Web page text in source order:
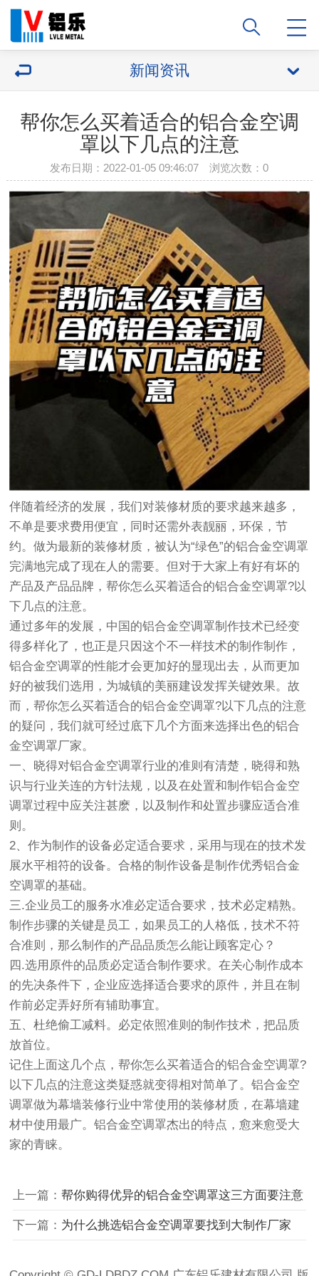
新闻资讯
帮你怎么买着适合的铝合金空调
罩以下几点的注意
发布日期：2022-01-05 09:46:07 浏览次数：0
伴随着经济的发展，我们对装修材质的要求越来越多，
不单是要求费用便宜，同时还需外表靓丽，环保，节
约。做为最新的装修材质，被认为“绿色”的铝合金空调罩
完满地完成了现在人的需要。但对于大家上有好有坏的
产品及产品品牌，帮你怎么买着适合的铝合金空调罩?以
下几点的注意。
通过多年的发展，中国的铝合金空调罩制作技术已经变
得多样化了，也正是只因这个不一样技术的制作制作，
铝合金空调罩的性能才会更加好的显现出去，从而更加
好的被我们选用，为城镇的美丽建设发挥关键效果。故
而，帮你怎么买着适合的铝合金空调罩?以下几点的注意
的疑问，我们就可经过底下几个方面来选择出色的铝合
金空调罩厂家。
一、晓得对铝合金空调罩行业的准则有清楚，晓得和熟
识与行业关连的方针法规，以及在处置和制作铝合金空
调罩过程中应关注甚麽，以及制作和处置步骤应适合准
则。
2、作为制作的设备必定适合要求，采用与现在的技术发
展水平相符的设备。合格的制作设备是制作优秀铝合金
空调罩的基础。
三.企业员工的服务水准必定适合要求，技术必定精熟。
制作步骤的关键是员工，如果员工的人格低，技术不符
合准则，那么制作的产品品质怎么能让顾客定心？
四.选用原件的品质必定适合制作要求。在关心制作成本
的先决条件下，企业应选择适合要求的原件，并且在制
作前必定弄好所有辅助事宜。
五、杜绝偷工减料。必定依照准则的制作技术，把品质
放首位。
记住上面这几个点，帮你怎么买着适合的铝合金空调罩?
以下几点的注意这类疑惑就变得相对简单了。铝合金空
调罩做为幕墙装修行业中常使用的装修材质，在幕墙建
材中使用最广。铝合金空调罩杰出的特点，愈来愈受大
家的青睐。
上一篇： 帮你购得优异的铝合金空调罩这三方面要注意
下一篇： 为什么挑选铝合金空调罩要找到大制作厂家